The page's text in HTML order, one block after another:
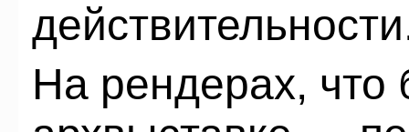
На рендерах, что